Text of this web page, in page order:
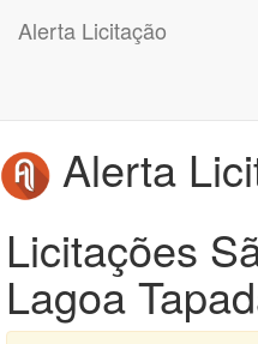
Alerta Licitação
Alerta
Licitações
Lagoa